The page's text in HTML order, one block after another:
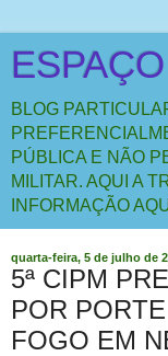
BLOG
PÚBLICA E NÃO
MILITAR. AQUI A
INFORMAÇÃO
quarta-feira, 5 de julho de
5ª CIPM
POR
FOGO EM